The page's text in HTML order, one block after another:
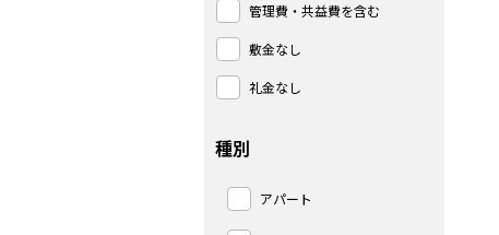
管理費・共益費を含む
敷金なし
礼金なし
種別
アパート